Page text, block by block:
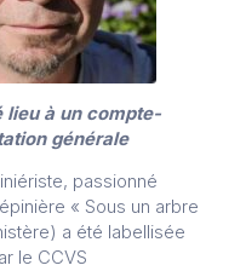
lieu à un compte-
générale
passionné
« Sous un arbre
a été labellisée
le CCVS